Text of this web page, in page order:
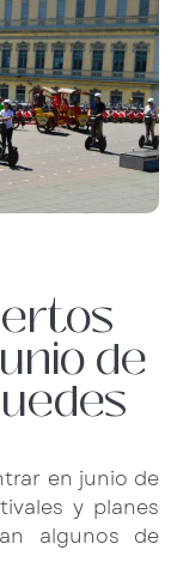
de
en junio de
y planes
algunos de